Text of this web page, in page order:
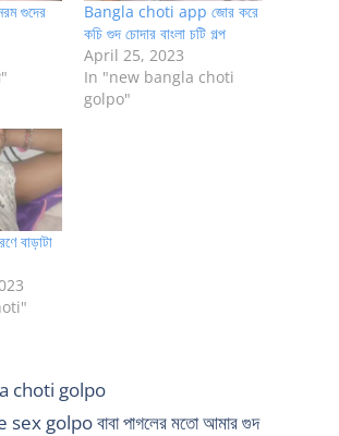
গুদের
Bangla choti app জোর করে
কচি গুদ চোদার বাংলা চটি গল্প
April 25, 2023
In "new bangla choti
golpo"
বাড়াটা
choti golpo
golpo বাবা পাগলের মতো আমার গুদ